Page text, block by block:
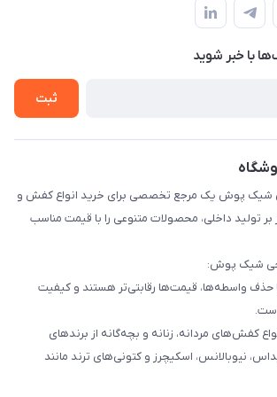
با‌ خبر شوید
ثبت
شیک پوش یک مرجع تخصصی برای خرید انواع کفش و
تولید داخلی، محصولات متنوعی را با قیمت مناسب
شیک پوش:
حذف واسطه‌ها، قیمت‌ها رقابتی‌تر هستند و کیفیت
کفش‌های مردانه، زنانه و بچه‌گانه از برندهای
نیوبالانس، اسکیچرز و کتونی‌های ترند مانند